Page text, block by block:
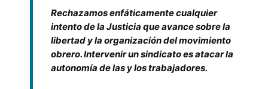
Rechazamos enfáticamente cualquier
intento de la Justicia que avance sobre la
libertad y la organización del movimiento
obrero. Intervenir un sindicato es atacar la
autonomía de las y los trabajadores.